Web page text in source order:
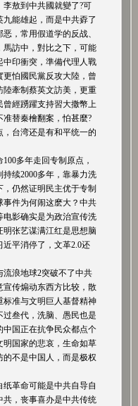
李敖到中共國就變了?可
九能雄起，而是中共孬了
恶，常用假道学的反战、
馬訪中，對比之下，可能
中印衝突，準備代理人戰
更怕國民黨反攻大陸，曾
陸牽制蔡英文訪美，更重
曾經踴躍支持習大撒幣上
准替秦檜翻案，怕甚麼?
，台湾还是有和平统一的
100多年走回专制原点，
持续2000多年，靠暴力洗
，仍然证明民主优于专制
事件为何闹这麽大？中共
电影确实是为政治宣传洗
明张艺谋满江红是思想脑
近平消停了，文革2.0还
流浪地球2突破不了中共
宣传煽动东西方比较，散
标准与文明巨人基督精神
过叁代，洗脑、愚民也是
中国正在抗争民众都点个
明国家的悲哀，生命如草
的不是中国人，而是极权
纸革命可能是中共自导自
共，丧事喜办是中共传统